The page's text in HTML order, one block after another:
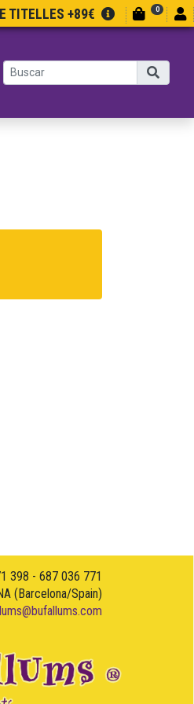
TITELLES +89€ 0
398 - 687 036 771
(Barcelona/Spain)